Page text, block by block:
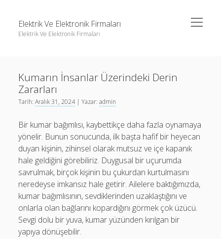
Elektrik Ve Elektronik Firmaları
Elektrik Ve Elektronik Firmaları
menüyü
aç
Instagram Beğeni Hilesi Bedava Şifresiz
Instagram Gizli Hesap Görme Forumu
Sayfa Listesi
Igtv Yorum Çoğaltma Ücretsiz
Instagram Gizli Hesap Görme Forumu
Liste
Sayfa Listesi
Kumarın İnsanlar Üzerindeki Derin
Zararları
Tarih:Aralık 31, 2024| Yazar:admin
Bir kumar bağımlısı, kaybettikçe daha fazla oynamaya
yönelir. Bunun sonucunda, ilk başta hafif bir heyecan
duyan kişinin, zihinsel olarak mutsuz ve içe kapanık
hale geldiğini görebiliriz. Duygusal bir uçurumda
savrulmak, birçok kişinin bu çukurdan kurtulmasını
neredeyse imkansız hale getirir. Ailelere baktığımızda,
kumar bağımlısının, sevdiklerinden uzaklaştığını ve
onlarla olan bağlarını kopardığını görmek çok üzücü.
Sevgi dolu bir yuva, kumar yüzünden kırılgan bir
yapıya dönüşebilir.